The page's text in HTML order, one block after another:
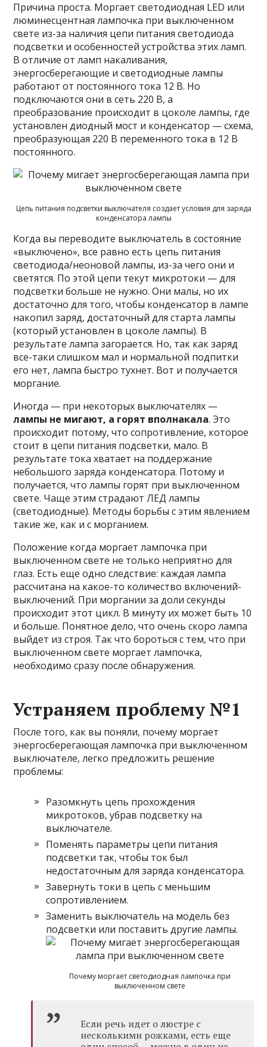
Причина проста. Моргает светодиодная LED или
люминесцентная лампочка при выключенном
свете из-за наличия цепи питания светодиода
подсветки и особенностей устройства этих ламп.
В отличие от ламп накаливания,
энергосберегающие и светодиодные лампы
работают от постоянного тока 12 В. Но
подключаются они в сеть 220 В, а
преобразование происходит в цоколе лампы, где
установлен диодный мост и конденсатор — схема,
преобразующая 220 В переменного тока в 12 В
постоянного.
Цепь питания подсветки выключателя создает условия для заряда
конденсатора лампы
Когда вы переводите выключатель в состояние
«выключено», все равно есть цепь питания
светодиода/неоновой лампы, из-за чего они и
светятся. По этой цепи текут микротоки — для
подсветки больше не нужно. Они малы, но их
достаточно для того, чтобы конденсатор в лампе
накопил заряд, достаточный для старта лампы
(который установлен в цоколе лампы). В
результате лампа загорается. Но, так как заряд
все-таки слишком мал и нормальной подпитки
его нет, лампа быстро тухнет. Вот и получается
моргание.
Иногда — при некоторых выключателях —
лампы не мигают, а горят вполнакала. Это
происходит потому, что сопротивление, которое
стоит в цепи питания подсветки, мало. В
результате тока хватает на поддержание
небольшого заряда конденсатора. Потому и
получается, что лампы горят при выключенном
свете. Чаще этим страдают ЛЕД лампы
(светодиодные). Методы борьбы с этим явлением
такие же, как и с морганием.
Положение когда моргает лампочка при
выключенном свете не только неприятно для
глаз. Есть еще одно следствие: каждая лампа
рассчитана на какое-то количество включений-
выключений. При моргании за доли секунды
происходит этот цикл. В минуту их может быть 10
и больше. Понятное дело, что очень скоро лампа
выйдет из строя. Так что бороться с тем, что при
выключенном свете моргает лампочка,
необходимо сразу после обнаружения.
Устраняем проблему №1
После того, как вы поняли, почему моргает
энергосберегающая лампочка при выключенном
выключателе, легко предложить решение
проблемы:
Разомкнуть цепь прохождения
микротоков, убрав подсветку на
выключателе.
Поменять параметры цепи питания
подсветки так, чтобы ток был
недостаточным для заряда конденсатора.
Завернуть токи в цепь с меньшим
сопротивлением.
Заменить выключатель на модель без
подсветки или поставить другие лампы.
Почему моргает светодиодная лампочка при
выключенном свете
Если речь идет о люстре с
несколькими рожками, есть еще